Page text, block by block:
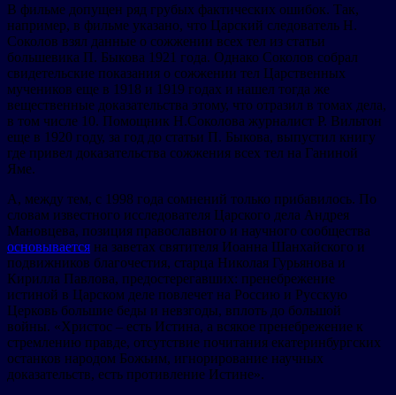
В фильме допущен ряд грубых фактических ошибок. Так,
например, в фильме указано, что Царский следователь Н.
Соколов взял данные о сожжении всех тел из статьи
большевика П. Быкова 1921 года. Однако Соколов собрал
свидетельские показания о сожжении тел Царственных
мучеников еще в 1918 и 1919 годах и нашел тогда же
вещественные доказательства этому, что отразил в томах дела,
в том числе 10. Помощник Н.Соколова журналист Р. Вильтон
еще в 1920 году, за год до статьи П. Быкова, выпустил книгу
где привел доказательства сожжения всех тел на Ганиной
Яме.
А, между тем, с 1998 года сомнений только прибавилось. По
словам известного исследователя Царского дела Андрея
Мановцева, позиция православного и научного сообщества
основывается на заветах святителя Иоанна Шанхайского и
подвижников благочестия, старца Николая Гурьянова и
Кирилла Павлова, предостерегавших: пренебрежение
истиной в Царском деле повлечет на Россию и Русскую
Церковь большие беды и невзгоды, вплоть до большой
войны. «Христос – есть Истина, а всякое пренебрежение к
стремлению правде, отсутствие почитания екатеринбургских
останков народом Божьим, игнорирование научных
доказательств, есть противление Истине».